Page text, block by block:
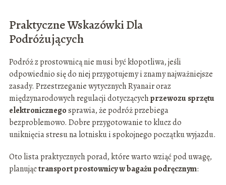
Praktyczne Wskazówki Dla
Podróżujących
Podróż z prostownicą nie musi być kłopotliwa, jeśli
odpowiednio się do niej przygotujemy i znamy najważniejsze
zasady. Przestrzeganie wytycznych Ryanair oraz
międzynarodowych regulacji dotyczącychprzewozu sprzętu
elektronicznegosprawia, że podróż przebiega
bezproblemowo. Dobre przygotowanie to klucz do
uniknięcia stresu na lotnisku i spokojnego początku wyjazdu.
Oto lista praktycznych porad, które warto wziąć pod uwagę,
planująctransport prostownicy w bagażu podręcznym: